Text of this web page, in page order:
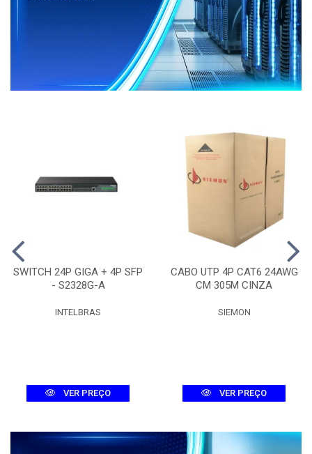
SWITCH 24P GIGA + 4P SFP
- S2328G-A
INTELBRAS
VER PREÇO
CABO UTP 4P CAT6 24AWG
CM 305M CINZA
SIEMON
VER PREÇO